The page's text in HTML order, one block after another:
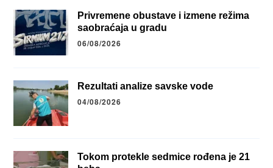
Privremene obustave i izmene režima
saobraćaja u gradu
06/08/2026
Rezultati analize savske vode
04/08/2026
Tokom protekle sedmice rođena je 21